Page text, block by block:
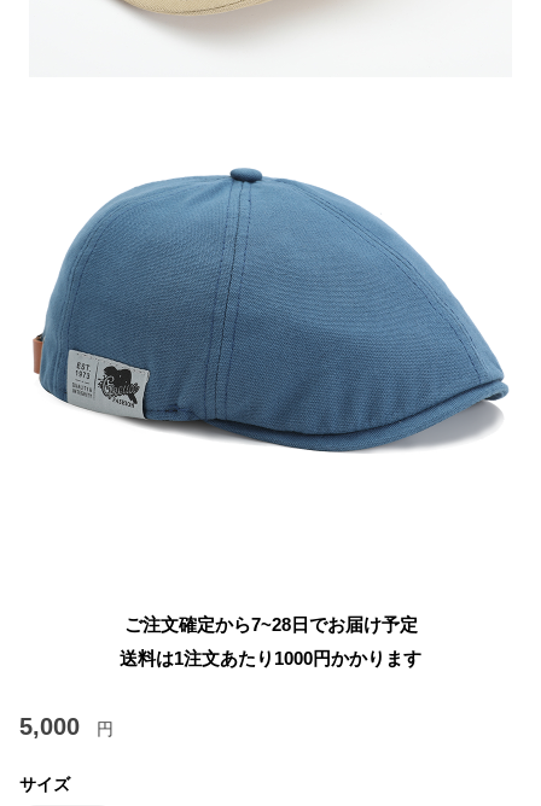
ご注文確定から7~28日でお届け予定
送料は1注文あたり 1000円かかります
5,000 円
サイズ